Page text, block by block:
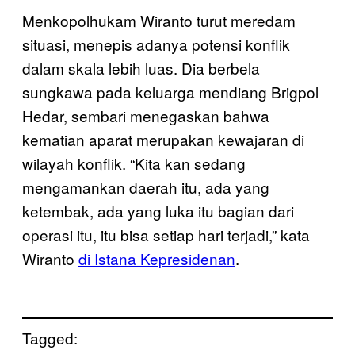
Menkopolhukam Wiranto turut meredam
situasi, menepis adanya potensi konflik
dalam skala lebih luas. Dia berbela
sungkawa pada keluarga mendiang Brigpol
Hedar, sembari menegaskan bahwa
kematian aparat merupakan kewajaran di
wilayah konflik. “Kita kan sedang
mengamankan daerah itu, ada yang
ketembak, ada yang luka itu bagian dari
operasi itu, itu bisa setiap hari terjadi,” kata
Wiranto di Istana Kepresidenan.
Tagged: